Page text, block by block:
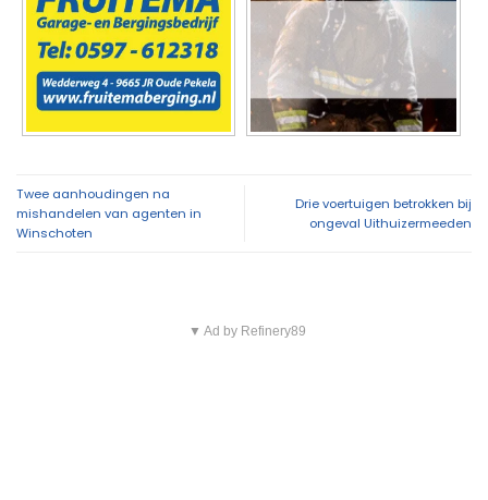
Twee aanhoudingen na
mishandelen van agenten in
Winschoten
Drie voertuigen betrokken bij
ongeval Uithuizermeeden
▼ Ad by Refinery89